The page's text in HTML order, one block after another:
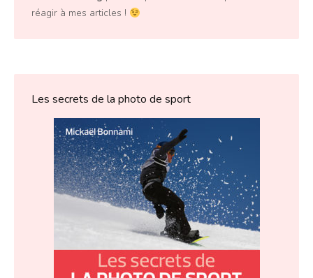
réagir à mes articles !
Les secrets de la photo de sport